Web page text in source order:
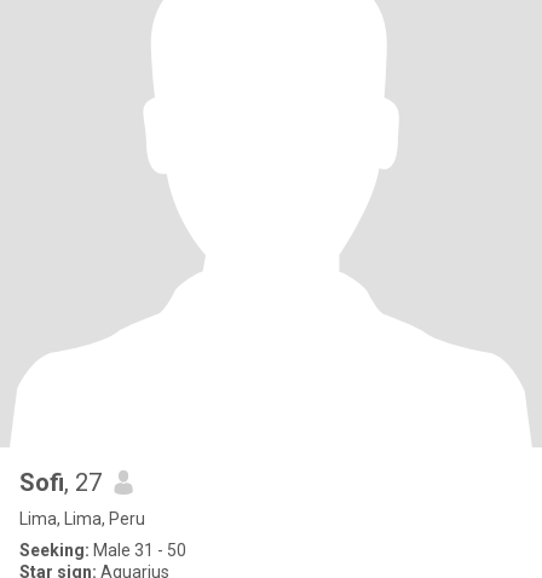
Sofi, 27
Lima, Lima, Peru
Seeking: Male 31 - 50
Star sign: Aquarius